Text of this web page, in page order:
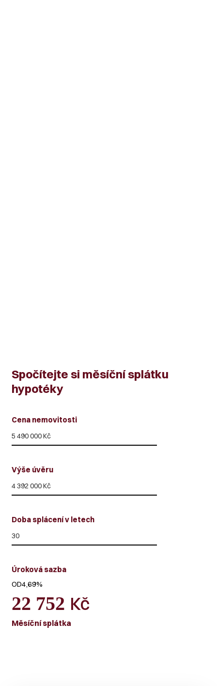
Spočítejte si měsíční splátku
hypotéky
Cena nemovitosti
Výše úvěru
Doba splácení v letech
Úroková sazba
OD4,69%
22 752 Kč
Měsíční splátka